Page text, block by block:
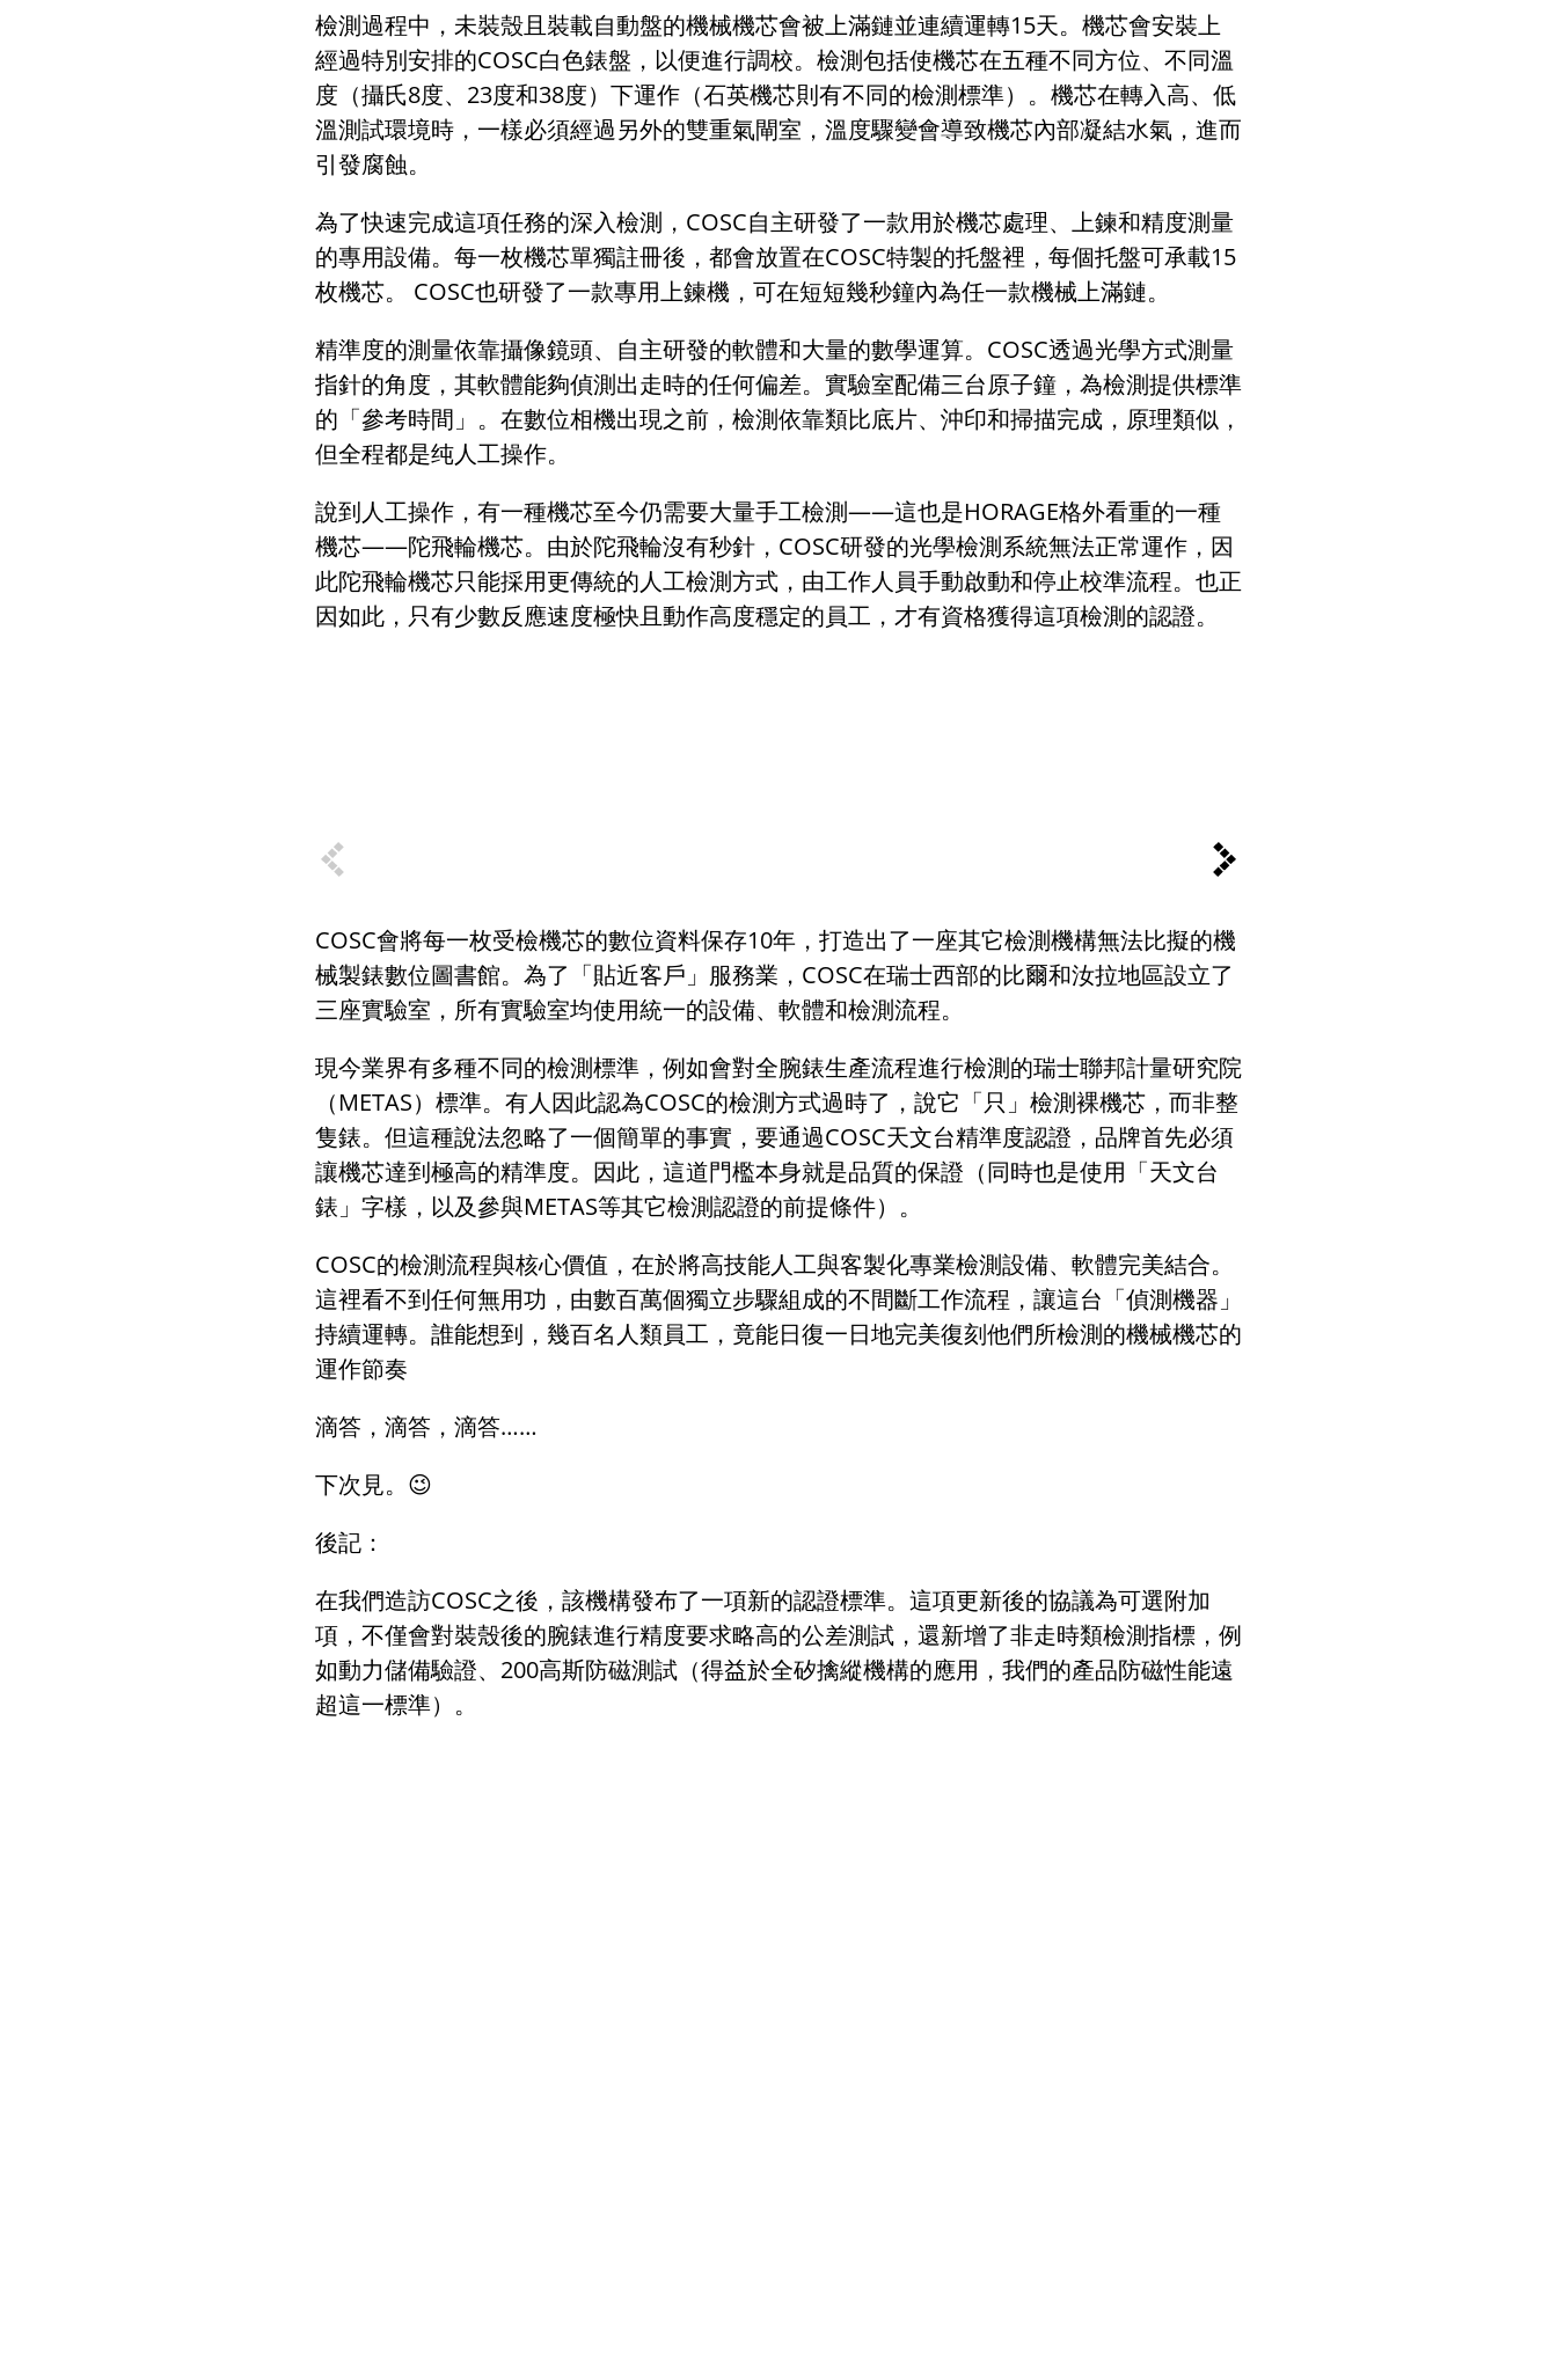
檢測過程中，未裝殼且裝載自動盤的機械機芯會被上滿鏈並連續運轉15天。機芯會安裝上
經過特別安排的COSC白色錶盤，以便進行調校。檢測包括使機芯在五種不同方位、不同溫
度（攝氏8度、 23度和38度）下運作（石英機芯則有不同的檢測標準）。機芯在轉入高、低
溫測試環境時，一樣必須經過另外的雙重氣閘室，溫度驟變會導致機芯內部凝結水氣，進而
引發腐蝕。
為了快速完成這項任務的深入檢測， COSC自主研發了一款用於機芯處理、上鍊和精度測量
的專用設備。每一枚機芯單獨註冊後，都會放置在COSC特製的托盤裡，每個托盤可承載15
枚機芯。
COSC也研發了一款專用上鍊機，可在短短幾秒鐘內為任一款機械上滿鏈。
精準度的測量依靠攝像鏡頭、自主研發的軟體和大量的數學運算。 COSC透過光學方式測量
指針的角度，其軟體能夠偵測出走時的任何偏差。實驗室配備三台原子鐘，為檢測提供標準
的「參考時間」。在數位相機出現之前，檢測依靠類比底片、沖印和掃描完成，原理類似 ，
但全程都是纯人工操作。
說到人工操作，有一種機芯至今仍需要大量手工檢測——這也是HORAGE格外看重的一種
機芯——陀飛輪機芯。由於陀飛輪沒有秒針， COSC研發的光學檢測系統無法正常運作，因
此陀飛輪機芯只能採用更傳統的人工檢測方式，由工作人員手動啟動和停止校準流程。也正
因如此，只有少數反應速度極快且動作高度穩定的員工，才有資格獲得這項檢測的認證。
COSC會將每一枚受檢機芯的數位資料保存10年，打造出了一座其它檢測機構無法比擬的機
械製錶數位圖書館。為了「貼近客戶」服務業， COSC在瑞士西部的比爾和汝拉地區設立了
三座實驗室，所有實驗室均使用統一的設備、軟體和檢測流程。
現今業界有多種不同的檢測標準，例如會對全腕錶生產流程進行檢測的瑞士聯邦計量研究院
（METAS）標準。有人因此認為COSC的檢測方式過時了，說它「只」檢測裸機芯，而非整
隻錶。但這種說法忽略了一個簡單的事實，要通過COSC天文台精準度認證，品牌首先必須
讓機芯達到極高的精準度。因此，這道門檻本身就是品質的保證（同時也是使用「天文台
錶」字樣，以及參與METAS等其它檢測認證的前提條件）。
COSC的檢測流程與核心價值，在於將高技能人工與客製化專業檢測設備、軟體完美結合。
這裡看不到任何無用功，由數百萬個獨立步驟組成的不間斷工作流程，讓這台「偵測機器」
持續運轉。誰能想到，幾百名人類員工，竟能日復一日地完美復刻他們所檢測的機械機芯的
運作節奏
滴答，滴答，滴答……
下次見。 😉
後記：
在我們造訪COSC之後，該機構發布了一項新的認證標準。這項更新後的協議為可選附加
項，不僅會對裝殼後的腕錶進行精度要求略高的公差測試，還新增了非走時類檢測指標，例
如動力儲備驗證、 200高斯防磁測試（得益於全矽擒縱機構的應用，我們的產品防磁性能遠
超這一標準）。